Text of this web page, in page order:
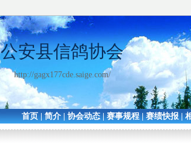
公安县信鸽协会
http://gagx177cde.saige.com/
首页|简介|协会动态|赛事规程|赛绩快报|